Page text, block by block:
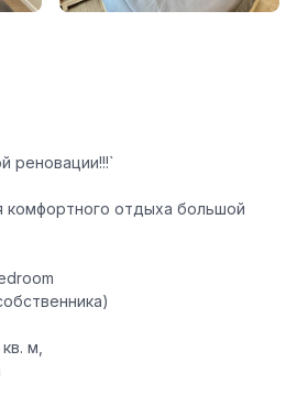
реновации!!!`
комфортного отдыха большой
)
м,